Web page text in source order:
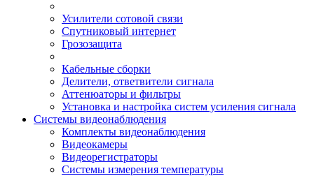
Усилители сотовой связи
Спутниковый интернет
Грозозащита
Кабельные сборки
Делители, ответвители сигнала
Аттенюаторы и фильтры
Установка и настройка систем усиления сигнала
Системы видеонаблюдения
Комплекты видеонаблюдения
Видеокамеры
Видеорегистраторы
Системы измерения температуры